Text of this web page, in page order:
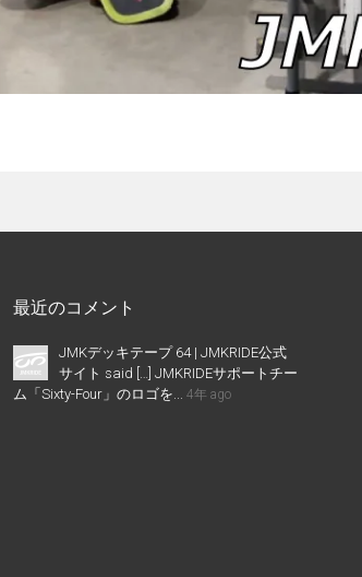
最近のコメント
JMKデッキテープ 64 | JMKRIDE公式
サイト said […] JMKRIDEサポートチー
ム「Sixty-Four」のロゴを... 4年 ago